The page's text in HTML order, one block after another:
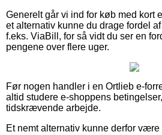
Generelt går vi ind for køb med kort
et alternativ kunne du drage fordel
f.eks. ViaBill, for så vidt du ser en
pengene over flere uger.
Før nogen handler i en Ortlieb e-
altid studere e-shoppens
tidskrævende arbejde.
Et nemt alternativ kunne derfor